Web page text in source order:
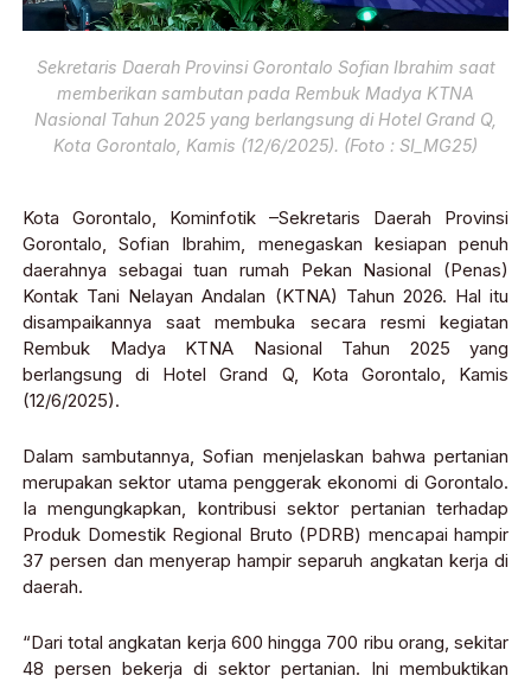
Sekretaris Daerah Provinsi Gorontalo Sofian Ibrahim saat
memberikan sambutan pada Rembuk Madya KTNA
Nasional Tahun 2025 yang berlangsung di Hotel Grand Q,
Kota Gorontalo, Kamis (12/6/2025). (Foto : SI_MG25)
Kota Gorontalo, Kominfotik –Sekretaris Daerah Provinsi
Gorontalo, Sofian Ibrahim, menegaskan kesiapan penuh
daerahnya sebagai tuan rumah Pekan Nasional (Penas)
Kontak Tani Nelayan Andalan (KTNA) Tahun 2026. Hal itu
disampaikannya saat membuka secara resmi kegiatan
Rembuk Madya KTNA Nasional Tahun 2025 yang
berlangsung di Hotel Grand Q, Kota Gorontalo, Kamis
(12/6/2025).
Dalam sambutannya, Sofian menjelaskan bahwa pertanian
merupakan sektor utama penggerak ekonomi di Gorontalo.
Ia mengungkapkan, kontribusi sektor pertanian terhadap
Produk Domestik Regional Bruto (PDRB) mencapai hampir
37 persen dan menyerap hampir separuh angkatan kerja di
daerah.
“Dari total angkatan kerja 600 hingga 700 ribu orang, sekitar
48 persen bekerja di sektor pertanian. Ini membuktikan